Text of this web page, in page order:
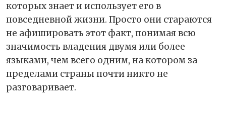
которых знает и использует его в
повседневной жизни. Просто они стараются
не афишировать этот факт, понимая всю
значимость владения двумя или более
языками, чем всего одним, на котором за
пределами страны почти никто не
разговаривает.